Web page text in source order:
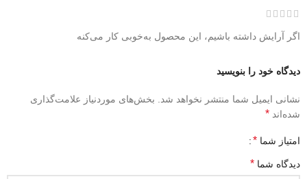
اگر آرایش داشته باشیم، این محصول به‌خوبی کار می‌کنه
دیدگاه خود را بنویسید
نشانی ایمیل شما منتشر نخواهد شد.
بخش‌های موردنیاز علامت‌گذاری
شده‌اند *
امتیاز شما *
دیدگاه شما *